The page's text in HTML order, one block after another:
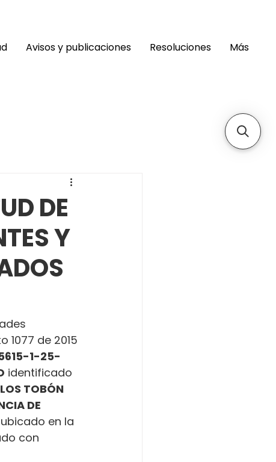
Avisos y publicaciones Resoluciones Más
DE
Y
de 2015
1-25-
identificado
TOBÓN
DE
en la
con